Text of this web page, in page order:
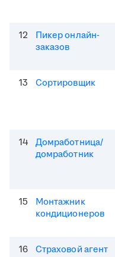
12
Пикер онлайн-
заказов
13 Сортировщик
14
Домработница/
домработник
15
Монтажник
кондиционеров
16 Страховой агент